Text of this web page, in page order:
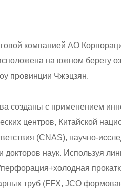
компанией АО
на южном берегу
провинции Чжэцзян.
созданы с применением
центров, Китайской
(CNAS), научно-
докторов наук. Используя
труб (FFX, JCO